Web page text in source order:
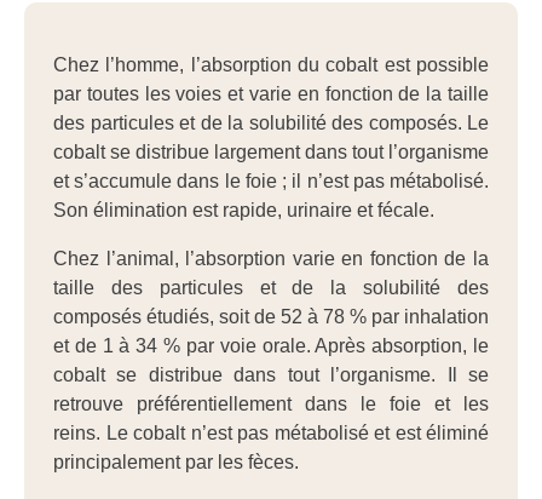
Chez l’homme, l’absorption du cobalt est possible
par toutes les voies et varie en fonction de la taille
des particules et de la solubilité des composés. Le
cobalt se distribue largement dans tout l’organisme
et s’accumule dans le foie ; il n’est pas métabolisé.
Son élimination est rapide, urinaire et fécale.
Chez l’animal, l’absorption varie en fonction de la
taille des particules et de la solubilité des
composés étudiés, soit de 52 à 78 % par inhalation
et de 1 à 34 % par voie orale. Après absorption, le
cobalt se distribue dans tout l’organisme. Il se
retrouve préférentiellement dans le foie et les
reins. Le cobalt n’est pas métabolisé et est éliminé
principalement par les fèces.